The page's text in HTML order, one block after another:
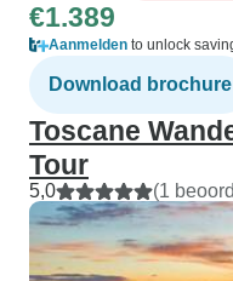
€1.389
Aanmelden to unlock
Download brochure
Toscane
Tour
5,0 (1